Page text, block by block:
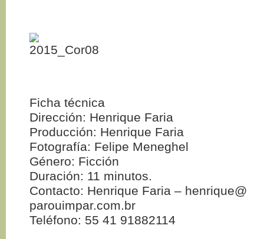
Ficha técnica
Dirección: Henrique Faria
Producción: Henrique Faria
Fotografía: Felipe Meneghel
Género: Ficción
Duración: 11 minutos.
Contacto: Henrique Faria – henrique@
parouimpar.com.br
Teléfono: 55 41 91882114